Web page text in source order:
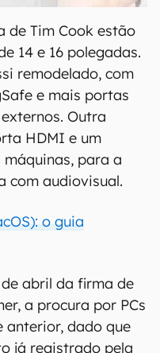
de Tim Cook estão
14 e 16 polegadas.
remodelado, com
e mais portas
Outra
HDMI e um
para a
com audiovisual.
o guia
abril da firma de
a procura por PCs
anterior, dado que
já registrado pela